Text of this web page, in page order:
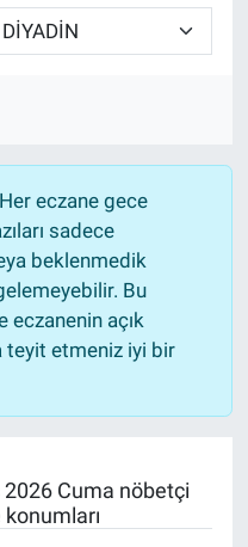
Her eczane gece
sadece
beklenmedik
Bu
eczanenin açık
teyit etmeniz iyi bir
Cuma nöbetçi